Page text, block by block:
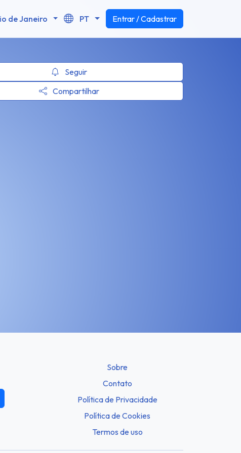
de Janeiro PT Entrar / Cadastrar
Seguir
Compartilhar
Sobre
Contato
Política de Privacidade
Política de Cookies
Termos de uso